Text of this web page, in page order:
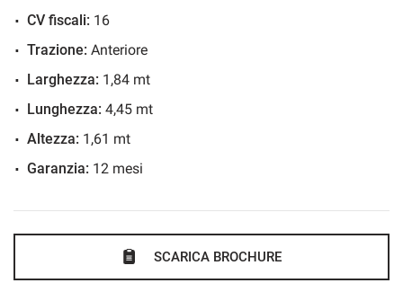
Navigatore satellitare
Specchietti laterali elettrici
Touch screen
Vivavoce
Volante multifunzione
CV fiscali: 16
Trazione: Anteriore
Larghezza: 1,84 mt
Lunghezza: 4,45 mt
Altezza: 1,61 mt
Garanzia: 12 mesi
SCARICA BROCHURE